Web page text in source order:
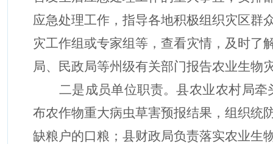
应急处理工作，指导各地积极组织灾区群
灾工作组或专家组等，查看灾情，及时了
局、民政局等州级有关部门报告农业生物
二是成员单位职责。县农业农村局牵
布农作物重大病虫草害预报结果，组织统
缺粮户的口粮 ；县财政局负责落实农业生